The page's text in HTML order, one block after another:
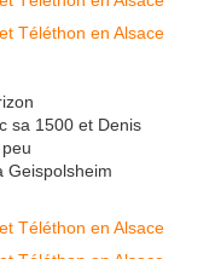
sa 1500 et Denis
Geispolsheim